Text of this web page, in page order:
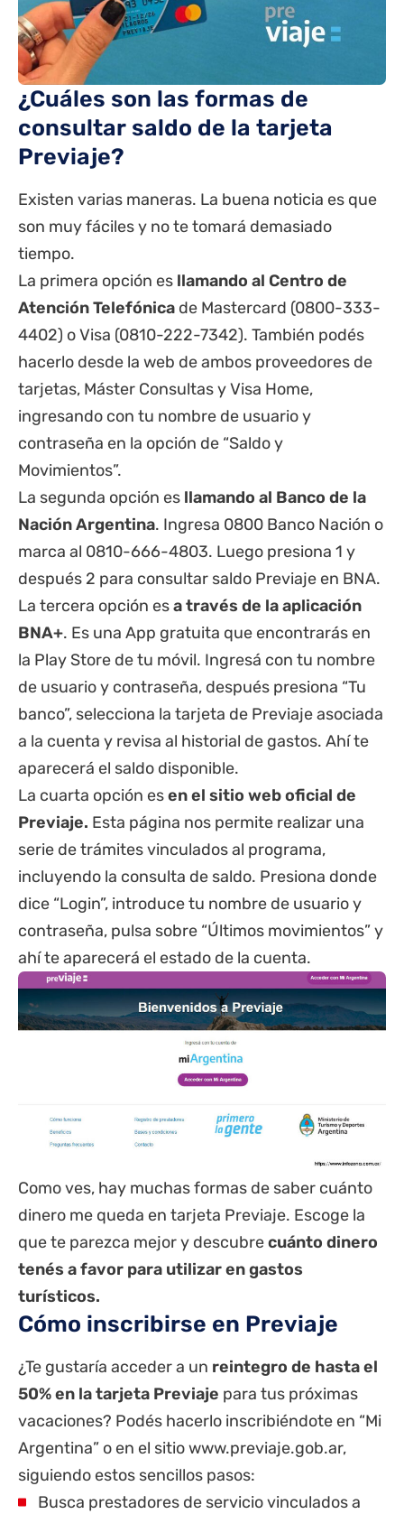
¿Cuáles son las formas de
consultar saldo de la tarjeta
Previaje?
Existen varias maneras. La buena noticia es que
son muy fáciles y no te tomará demasiado
tiempo.
La primera opción es llamando al Centro de
Atención Telefónica de Mastercard (0800-333-
4402) o Visa (0810-222-7342). También podés
hacerlo desde la web de ambos proveedores de
tarjetas, Máster Consultas y Visa Home,
ingresando con tu nombre de usuario y
contraseña en la opción de “Saldo y
Movimientos”.
La segunda opción es llamando al Banco de la
Nación Argentina. Ingresa 0800 Banco Nación o
marca al 0810-666-4803. Luego presiona 1 y
después 2 para consultar saldo Previaje en BNA.
La tercera opción esa través de la aplicación
BNA+. Es una App gratuita que encontrarás en
la Play Store de tu móvil. Ingresá con tu nombre
de usuario y contraseña, después presiona “Tu
banco”, selecciona la tarjeta de Previaje asociada
a la cuenta y revisa al historial de gastos. Ahí te
aparecerá el saldo disponible.
La cuarta opción esen el sitio web oficial de
Previaje. Esta página nos permite realizar una
serie de trámites vinculados al programa,
incluyendo la consulta de saldo. Presiona donde
dice “Login”, introduce tu nombre de usuario y
contraseña, pulsa sobre “Últimos movimientos” y
ahí te aparecerá el estado de la cuenta.
Como ves, hay muchas formas de saber cuánto
dinero me queda en tarjeta Previaje. Escoge la
que te parezca mejor y descubrecuánto dinero
tenés a favor para utilizar en gastos
turísticos.
Cómo inscribirse en Previaje
¿Te gustaría acceder a un reintegro de hasta el
50% en la tarjeta Previaje para tus próximas
vacaciones? Podés hacerlo inscribiéndote en “Mi
Argentina” o en el sitiowww.previaje.gob.ar,
siguiendo estos sencillos pasos:
Busca prestadores de servicio vinculados a